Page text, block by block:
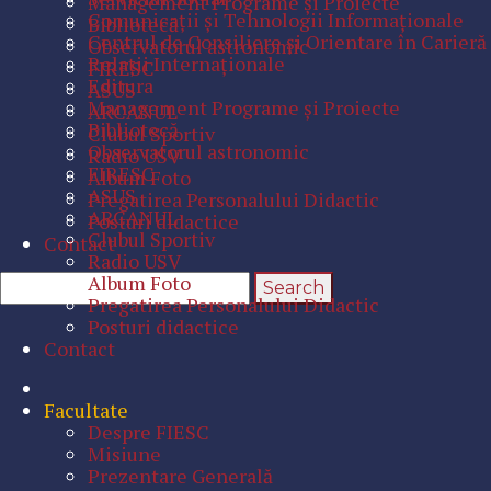
Bibliotecă
Observatorul astronomic
FIRESC
ASUS
ARCANUL
Clubul Sportiv
Radio USV
Album Foto
Pregatirea Personalului Didactic
Posturi didactice
Contact
Comunicaţii şi Tehnologii Informaţionale
Centrul de Consiliere şi Orientare în Carieră
Relaţii Internaţionale
Editura
Management Programe şi Proiecte
Bibliotecă
Observatorul astronomic
FIRESC
ASUS
ARCANUL
Clubul Sportiv
Radio USV
Album Foto
Pregatirea Personalului Didactic
Posturi didactice
Contact
Facultate
Despre FIESC
Misiune
Prezentare Generală